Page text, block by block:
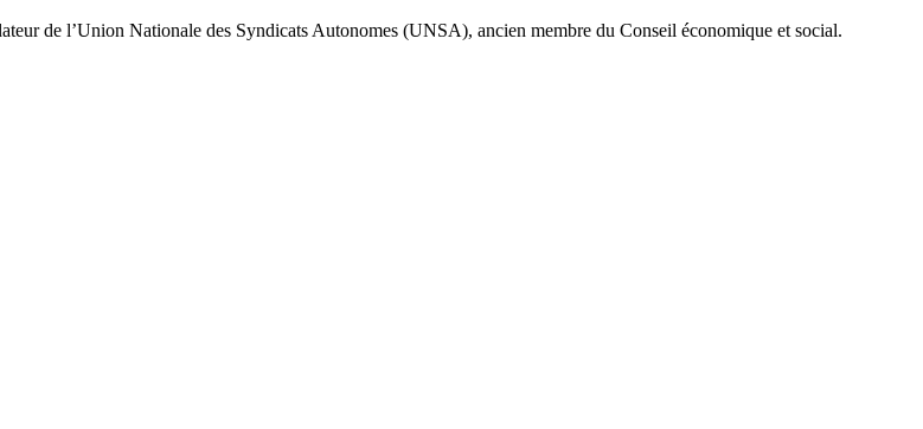
de l’Union Nationale des Syndicats Autonomes (UNSA), ancien membre du Conseil économique et social.